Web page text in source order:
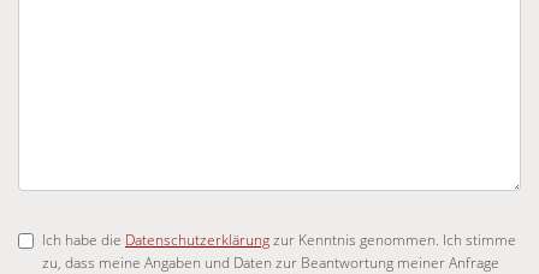
Ich habe die Datenschutzerklärungzur Kenntnis genommen. Ich stimme
zu, dass meine Angaben und Daten zur Beantwortung meiner Anfrage